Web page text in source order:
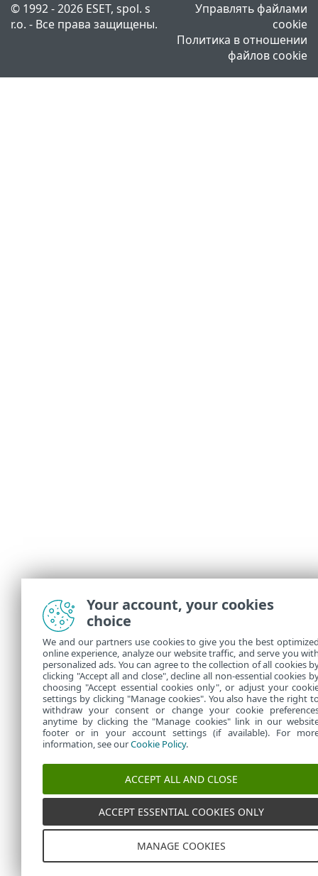
© 1992 - 2026 ESET, spol. s
r.o. - Все права защищены.
Управлять файлами
cookie
Политика в отношении
файлов cookie
Your account, your cookies
choice
We and our partners use cookies to give you the best
online experience, analyze our website traffic, and serve you
personalized ads. You can agree to the collection of all cookies
clicking "Accept all and close", decline all non-essential cookies
choosing "Accept essential cookies only", or adjust your
settings by clicking "Manage cookies". You also have the right
withdraw your consent or change your cookie
anytime by clicking the "Manage cookies" link in our
footer or in your account settings (if available). For
information, see ourCookie Policy.
ACCEPT ALL AND CLOSE
ACCEPT ESSENTIAL COOKIES ONLY
MANAGE COOKIES